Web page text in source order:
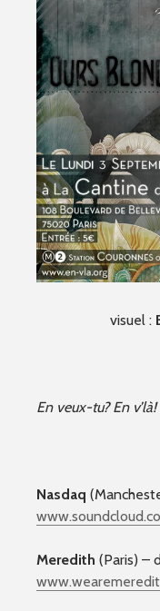
visuel :
En veux-tu? En v’là!
Nasdaq
Meredith (Paris) –